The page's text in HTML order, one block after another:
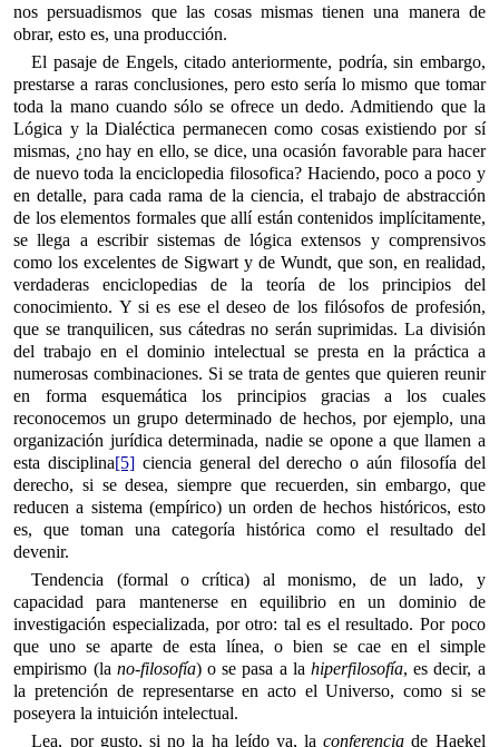
nos persuadismos que las cosas mismas tienen una manera de
obrar, esto es, una producción.
El pasaje de Engels, citado anteriormente, podría, sin embargo,
prestarse a raras conclusiones, pero esto sería lo mismo que tomar
toda la mano cuando sólo se ofrece un dedo. Admitiendo que la
Lógica y la Dialéctica permanecen como cosas existiendo por sí
mismas, ¿no hay en ello, se dice, una ocasión favorable para hacer
de nuevo toda la enciclopedia filosofica? Haciendo, poco a poco y
en detalle, para cada rama de la ciencia, el trabajo de abstracción
de los elementos formales que allí están contenidos implícitamente,
se llega a escribir sistemas de lógica extensos y comprensivos
como los excelentes de Sigwart y de Wundt, que son, en realidad,
verdaderas enciclopedias de la teoría de los principios del
conocimiento. Y si es ese el deseo de los filósofos de profesión,
que se tranquilicen, sus cátedras no serán suprimidas. La división
del trabajo en el dominio intelectual se presta en la práctica a
numerosas combinaciones. Si se trata de gentes que quieren reunir
en forma esquemática los principios gracias a los cuales
reconocemos un grupo determinado de hechos, por ejemplo, una
organización jurídica determinada, nadie se opone a que llamen a
esta disciplina[5] ciencia general del derecho o aún filosofía del
derecho, si se desea, siempre que recuerden, sin embargo, que
reducen a sistema (empírico) un orden de hechos históricos, esto
es, que toman una categoría histórica como el resultado del
devenir.
Tendencia (formal o crítica) al monismo, de un lado, y
capacidad para mantenerse en equilibrio en un dominio de
investigación especializada, por otro: tal es el resultado. Por poco
que uno se aparte de esta línea, o bien se cae en el simple
empirismo (la no-filosofía) o se pasa a lahiperfilosofía, es decir, a
la pretención de representarse en acto el Universo, como si se
poseyera la intuición intelectual.
Lea, por gusto, si no la ha leído ya, laconferencia de Haekel